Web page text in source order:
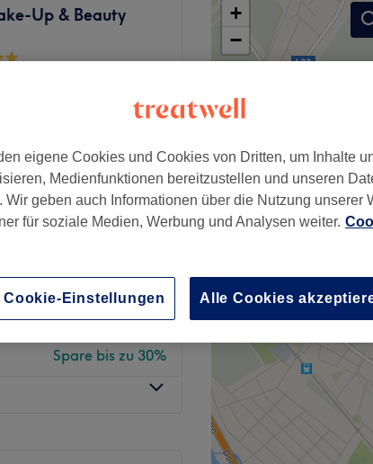
Up & Beauty
ab 0 €
Spare bis zu 100%
Spare bis zu 100%
Spare bis zu 30%
+
−
eigene Cookies und Cookies von Dritten, um Inhalte
Medienfunktionen bereitzustellen und unseren
Wir geben auch Informationen über die Nutzung unserer
für soziale Medien, Werbung und Analysen weiter.
Alle Cookies
Cookie-Einstellungen